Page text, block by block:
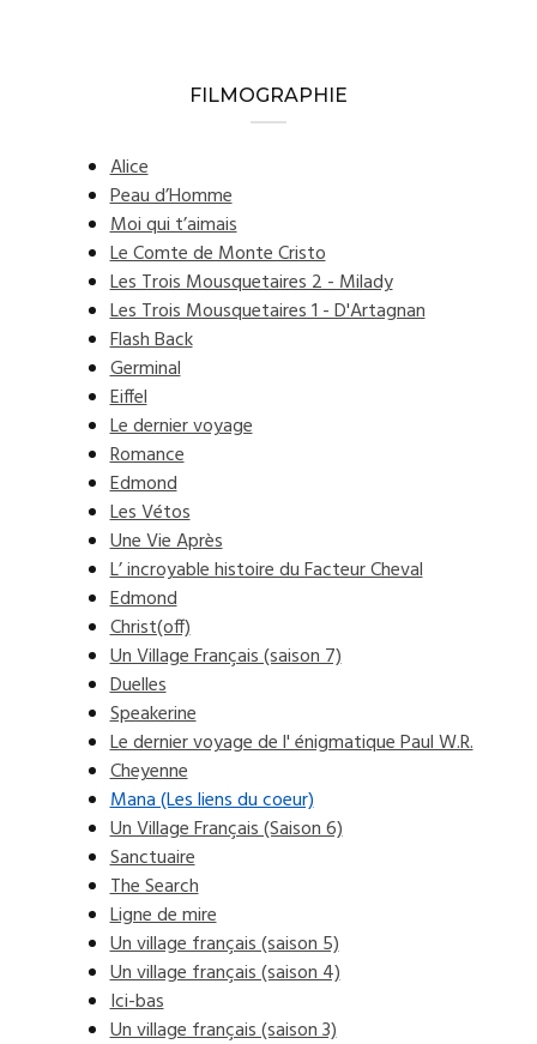
FILMOGRAPHIE
Alice
Peau d’Homme
Moi qui t’aimais
Le Comte de Monte Cristo
Les Trois Mousquetaires 2 - Milady
Les Trois Mousquetaires 1 - D'Artagnan
Flash Back
Germinal
Eiffel
Le dernier voyage
Romance
Edmond
Les Vétos
Une Vie Après
L’ incroyable histoire du Facteur Cheval
Edmond
Christ(off)
Un Village Français (saison 7)
Duelles
Speakerine
Le dernier voyage de l' énigmatique Paul W.R.
Cheyenne
Mana (Les liens du coeur)
Un Village Français (Saison 6)
Sanctuaire
The Search
Ligne de mire
Un village français (saison 5)
Un village français (saison 4)
Ici-bas
Un village français (saison 3)